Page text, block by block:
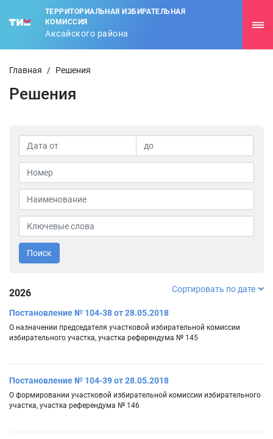
ТЕРРИТОРИАЛЬНАЯ ИЗБИРАТЕЛЬНАЯ
КОМИССИЯ
Аксайского района
Главная / Решения
Решения
Поиск
2026 Сортировать по дате
Постановление № 104-38 от 28.05.2018
О назначении председателя участковой избирательной комиссии
избирательного участка, участка референдума № 145
Постановление № 104-39 от 28.05.2018
О формировании участковой избирательной комиссии избирательного
участка, участка референдума № 146